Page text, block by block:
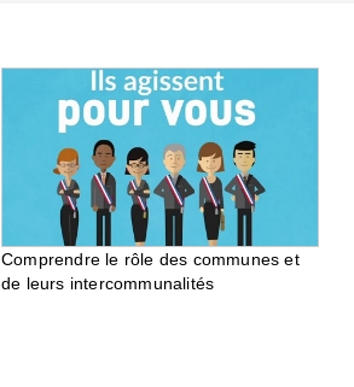
Comprendre le rôle des communes et
de leurs intercommunalités